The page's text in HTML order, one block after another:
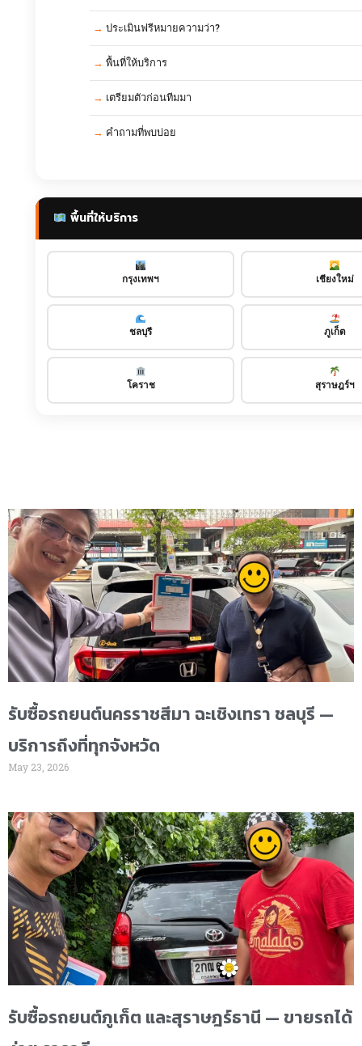
ประเมินฟรีหมายความว่า?
พื้นที่ให้บริการ
เตรียมตัวก่อนทีมมา
คำถามที่พบบ่อย
พื้นที่ให้บริการ
กรุงเทพฯ เชียงใหม่
ชลบุรี ภูเก็ต
โคราช สุราษฎร์ฯ
รับซื้อรถยนต์นครราชสีมา ฉะเชิงเทรา ชลบุรี —
บริการถึงที่ทุกจังหวัด
May 23, 2026
รับซื้อรถยนต์ภูเก็ต และสุราษฎร์ธานี — ขายรถได้